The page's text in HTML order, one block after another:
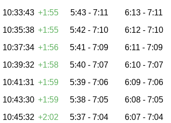
10:33:43 +1:55 5:43 - 7:11 6:13 - 7:11
10:35:38 +1:55 5:42 - 7:10 6:12 - 7:10
10:37:34 +1:56 5:41 - 7:09 6:11 - 7:09
10:39:32 +1:58 5:40 - 7:07 6:10 - 7:07
10:41:31 +1:59 5:39 - 7:06 6:09 - 7:06
10:43:30 +1:59 5:38 - 7:05 6:08 - 7:05
10:45:32 +2:02 5:37 - 7:04 6:07 - 7:04